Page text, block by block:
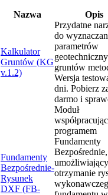
Nazwa
Opis
Kalkulator
Gruntów (KG
v.1.2)
Przydatne
do
parametrów
gruntów
Wersja
dni. Pobierz
darmo i
Fundamenty
Bezpośrednie-
Rysunek
DXF (FB-
Moduł
programem
Fundamenty
Bezpośrednie,
umożliwiający
otrzymanie